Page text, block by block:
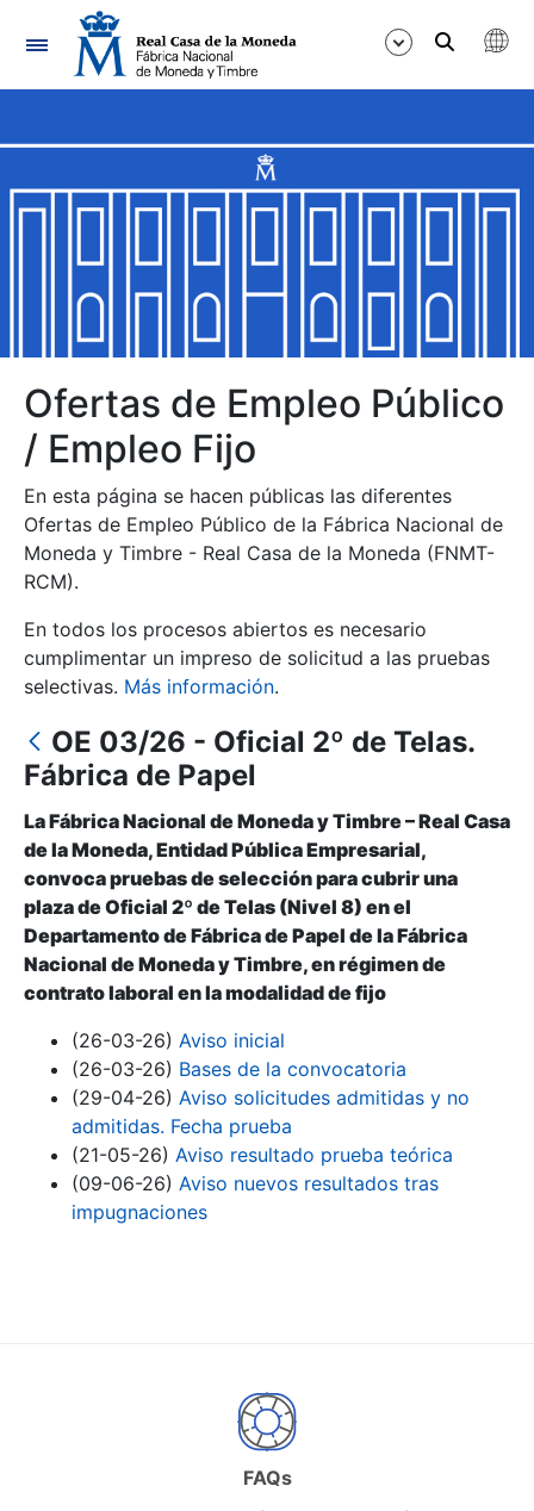
Navegación
Mostrar/Ocultar
Mostrar/Ocultar
Mostrar/Ocultar
Mostrar/Ocultar
Mostrar/Ocultar
Mostrar/Ocultar
Mostrar/Ocultar
Ofertas de Empleo Público
/ Empleo Fijo
En esta página se hacen públicas las diferentes
Ofertas de Empleo Público de la Fábrica Nacional de
Moneda y Timbre - Real Casa de la Moneda (FNMT-
RCM).
En todos los procesos abiertos es necesario
cumplimentar un impreso de solicitud a las pruebas
selectivas. Más información.
OE 03/26 - Oficial 2º de Telas.
Fábrica de Papel
La Fábrica Nacional de Moneda y Timbre – Real Casa
de la Moneda, Entidad Pública Empresarial,
convoca pruebas de selección para cubrir una
plaza de Oficial 2º de Telas (Nivel 8) en el
Departamento de Fábrica de Papel de la Fábrica
Nacional de Moneda y Timbre, en régimen de
contrato laboral en la modalidad de fijo
(26-03-26) Aviso inicial
(26-03-26) Bases de la convocatoria
(29-04-26) Aviso solicitudes admitidas y no
admitidas. Fecha prueba
(21-05-26) Aviso resultado prueba teórica
(09-06-26) Aviso nuevos resultados tras
impugnaciones
FAQs